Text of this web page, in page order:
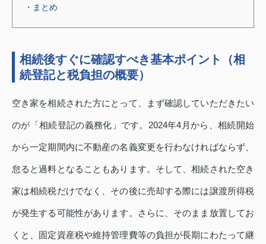
・まとめ
相続後すぐに確認すべき基本ポイント（相
続登記と税負担の概要）
空き家を相続された方にとって、まず確認していただきたい
のが「相続登記の義務化」です。2024年4月から、相続開始
から一定期間内に不動産の名義変更を行わなければならず、
怠ると過料となることもあります。そして、相続された空き
家は相続税だけでなく、その後に売却する際には譲渡所得税
が発生する可能性があります。さらに、そのまま放置してお
くと、固定資産税や維持管理費等の負担が長期にわたって継